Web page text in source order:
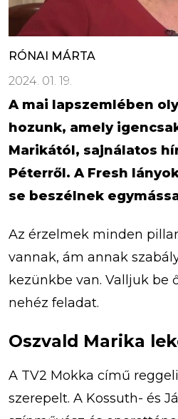
RÓNAI MÁRTA
2024. 01. 19.
A mai lapszemlében
hozunk, amely
Marikától, sajnálatos
Péterről. A Fresh
se beszélnek
Az érzelmek minden
vannak, ám annak
kezünkbe van. Valljuk be
nehéz feladat.
Oszvald Marika
A TV2 Mokka című
szerepelt. A Kossuth- és